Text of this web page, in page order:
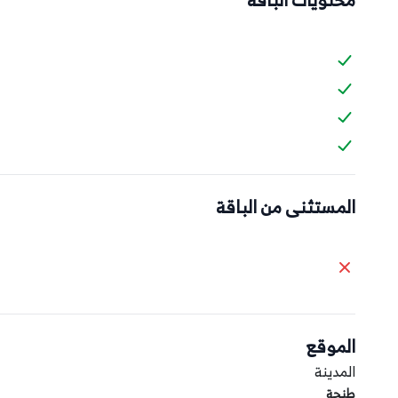
المستثنى من الباقة
الموقع
المدينة
طنجة